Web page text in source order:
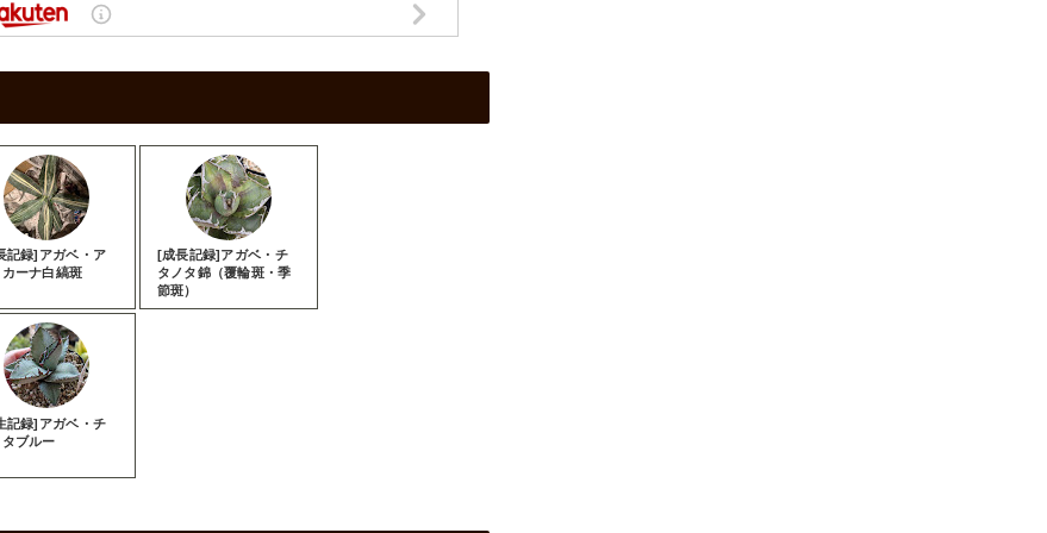
記録]アガベ・ア
カーナ白縞斑
[成長記録]アガベ・チ
タノタ錦（覆輪斑・季
節斑）
記録]アガベ・チ
タブルー